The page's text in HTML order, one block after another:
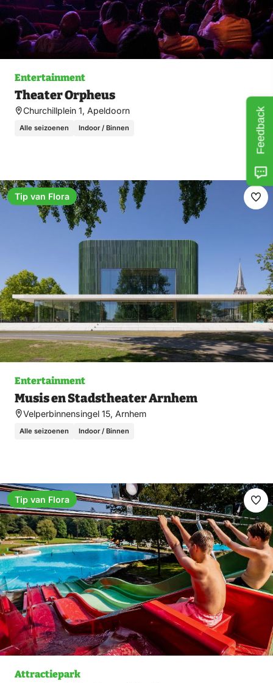
Entertainment
Theater Orpheus
Churchillplein 1, Apeldoorn
Alle seizoenen Indoor / Binnen
Entertainment
Musis en Stadstheater Arnhem
Velperbinnensingel 15, Arnhem
Alle seizoenen Indoor / Binnen
Tip van Flora
Attractiepark
Tip van Flora
Feedback